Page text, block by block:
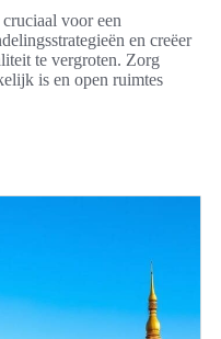
voor een
en creëer
te vergroten. Zorg
is en open ruimtes